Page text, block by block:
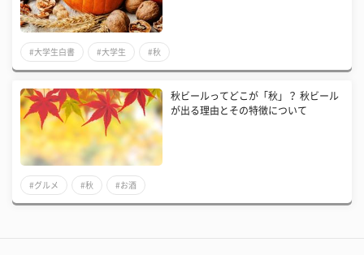
#大学生白書 #大学生 #秋
秋ビールってどこが「秋」？ 秋ビール
が出る理由とその特徴について
#グルメ #秋 #お酒